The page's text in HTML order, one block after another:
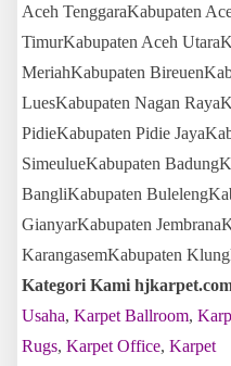
Aceh TenggaraKabupaten
TimurKabupaten Aceh
MeriahKabupaten
LuesKabupaten Nagan
PidieKabupaten Pidie
SimeulueKabupaten
BangliKabupaten
GianyarKabupaten
KarangasemKabupaten
Kategori Kami
Usaha, Karpet Ballroom,
Rugs, Karpet Office, Karpet